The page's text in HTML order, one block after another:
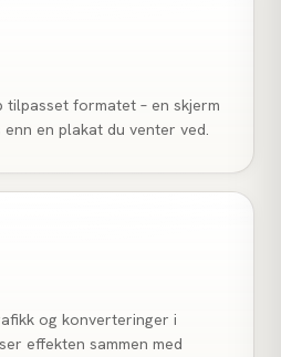
tilpasset formatet – en skjerm
en plakat du venter ved.
og konverteringer i
effekten sammen med